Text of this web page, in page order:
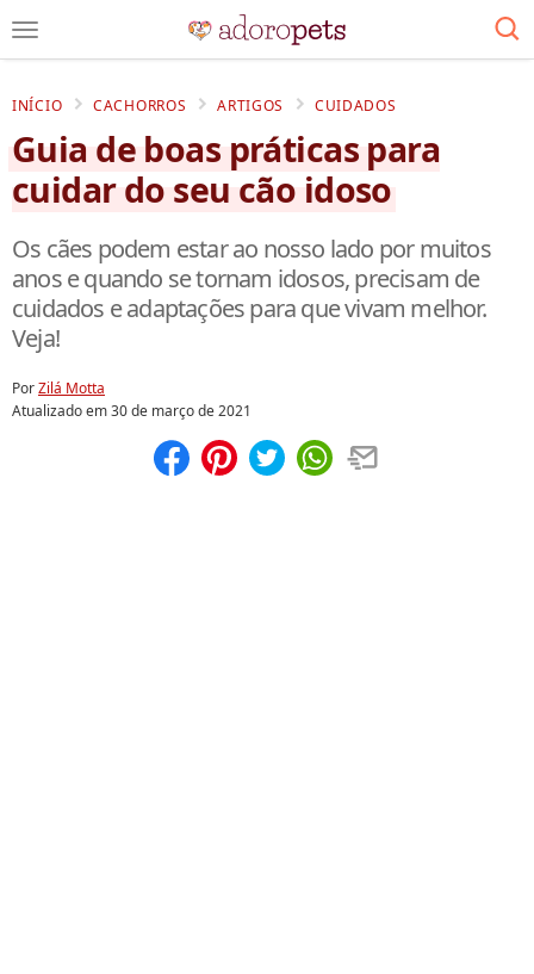
INÍCIO CACHORROS ARTIGOS CUIDADOS
Guia de boas práticas para
cuidar do seu cão idoso
Os cães podem estar ao nosso lado por muitos
anos e quando se tornam idosos, precisam de
cuidados e adaptações para que vivam melhor.
Veja!
PorZilá Motta
Atualizado em30 de março de 2021